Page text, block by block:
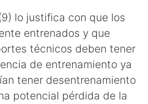
lo justifica con que los
entrenados y que
técnicos deben tener
de entrenamiento ya
tener desentrenamiento
potencial pérdida de la